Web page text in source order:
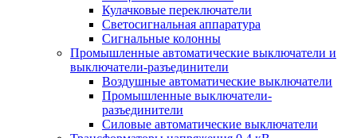
Кулачковые переключатели
Светосигнальная аппаратура
Сигнальные колонны
Промышленные автоматические выключатели и
выключатели-разъединители
Воздушные автоматические выключатели
Промышленные выключатели-
разъединители
Силовые автоматические выключатели